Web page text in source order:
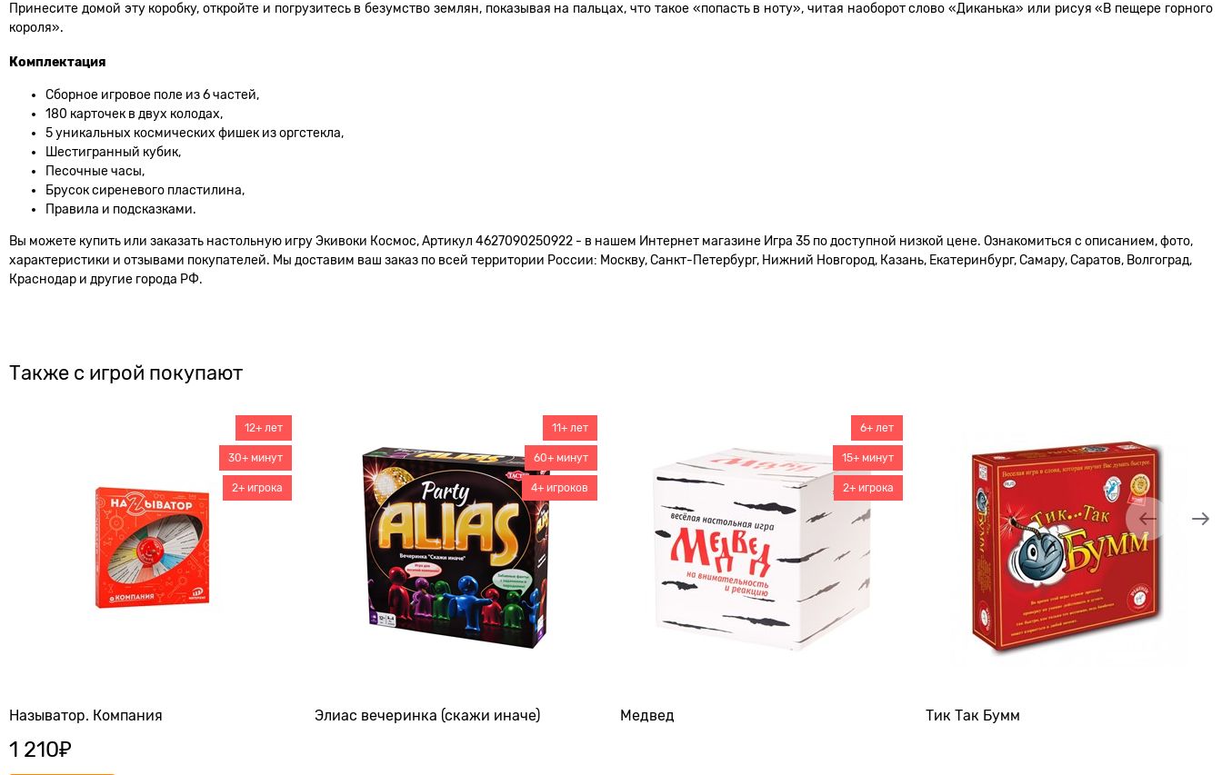
Принесите домой эту коробку, откройте и погрузитесь в безумство землян, показывая на пальцах, что такое «попасть в ноту», читая наоборот слово «Диканька» или рисуя «В пещере горного
короля».
Комплектация
Сборное игровое поле из 6 частей,
180 карточек в двух колодах,
5 уникальных космических фишек из оргстекла,
Шестигранный кубик,
Песочные часы,
Брусок сиреневого пластилина,
Правила и подсказками.
Вы можете купить или заказать настольную игру Экивоки Космос, Артикул 4627090250922 - в нашем Интернет магазине Игра 35 по доступной низкой цене. Ознакомиться с описанием, фото,
характеристики и отзывами покупателей. Мы доставим ваш заказ по всей территории России: Москву, Санкт-Петербург, Нижний Новгород, Казань, Екатеринбург, Самару, Саратов, Волгоград,
Краснодар и другие города РФ.
Также с игрой покупают
Называтор. Компания
12+ лет
30+ минут
2+ игрока
1 210₽
Элиас вечеринка (скажи иначе)
11+ лет
60+ минут
4+ игроков
Медвед
6+ лет
15+ минут
2+ игрока
Тик Так Бумм